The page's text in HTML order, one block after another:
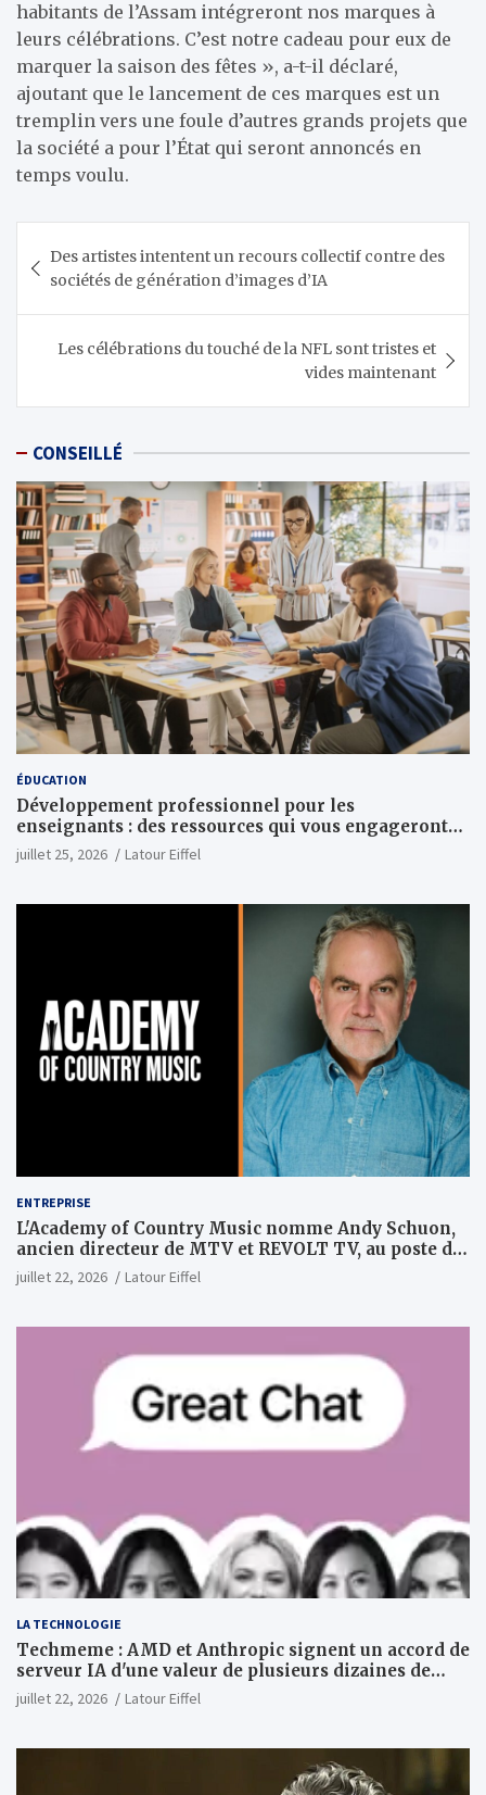
habitants de l’Assam intégreront nos marques à
leurs célébrations. C’est notre cadeau pour eux de
marquer la saison des fêtes », a-t-il déclaré,
ajoutant que le lancement de ces marques est un
tremplin vers une foule d’autres grands projets que
la société a pour l’État qui seront annoncés en
temps voulu.
de
l’article
Des artistes intentent un recours collectif contre des
sociétés de génération d’images d’IA
Les célébrations du touché de la NFL sont tristes et
vides maintenant
CONSEILLÉ
ÉDUCATION
Développement professionnel pour les
enseignants : des ressources qui vous engageront
vraiment
juillet 25, 2026 Latour Eiffel
ENTREPRISE
L'Academy of Country Music nomme Andy Schuon,
ancien directeur de MTV et REVOLT TV, au poste de
PDG
juillet 22, 2026 Latour Eiffel
LA TECHNOLOGIE
Techmeme : AMD et Anthropic signent un accord de
serveur IA d'une valeur de plusieurs dizaines de
milliards ; Anthropic achètera jusqu'à 2 GW de puces
MI450 à partir du premier semestre 2027 et AMD
(Wall Street Journal)
juillet 22, 2026 Latour Eiffel